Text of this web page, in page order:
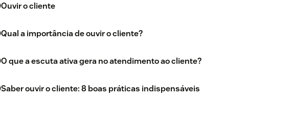
Ouvir o cliente
Qual a importância de ouvir o cliente?
O que a escuta ativa gera no atendimento ao cliente?
Saber ouvir o cliente: 8 boas práticas indispensáveis